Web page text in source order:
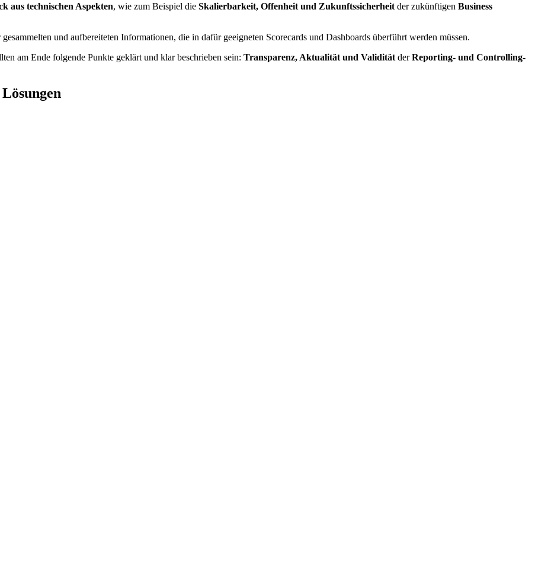
aus technischen Aspekten, wie zum Beispiel die Skalierbarkeit, Offenheit und Zukunftssicherheit der zukünftigen Business
gesammelten und aufbereiteten Informationen, die in dafür geeigneten Scorecards und Dashboards überführt werden müssen.
am Ende folgende Punkte geklärt und klar beschrieben sein: Transparenz, Aktualität und Validität derReporting- und Controlling-